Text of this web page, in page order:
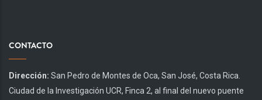
CONTACTO
Dirección: San Pedro de Montes de Oca, San José, Costa Rica.
Ciudad de la Investigación UCR, Finca 2, al final del nuevo puente